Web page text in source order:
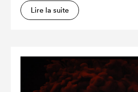
Lire la suite